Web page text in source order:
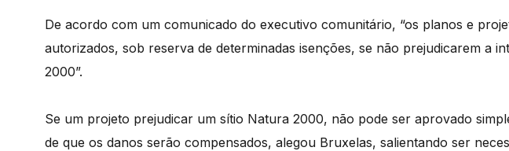
De acordo com um comunicado do executivo comunitário, “os planos e
autorizados, sob reserva de determinadas isenções, se não prejudicarem a
2000”.
Se um projeto prejudicar um sítio Natura 2000, não pode ser aprovado
de que os danos serão compensados, alegou Bruxelas, salientando ser